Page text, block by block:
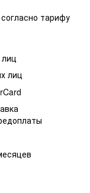
тарифу
лиц